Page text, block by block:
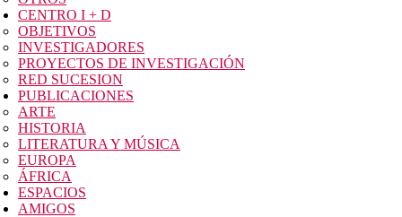
CENTRO I + D
OBJETIVOS
INVESTIGADORES
PROYECTOS DE INVESTIGACIÓN
RED SUCESION
PUBLICACIONES
ARTE
HISTORIA
LITERATURA Y MÚSICA
EUROPA
ÁFRICA
ESPACIOS
AMIGOS